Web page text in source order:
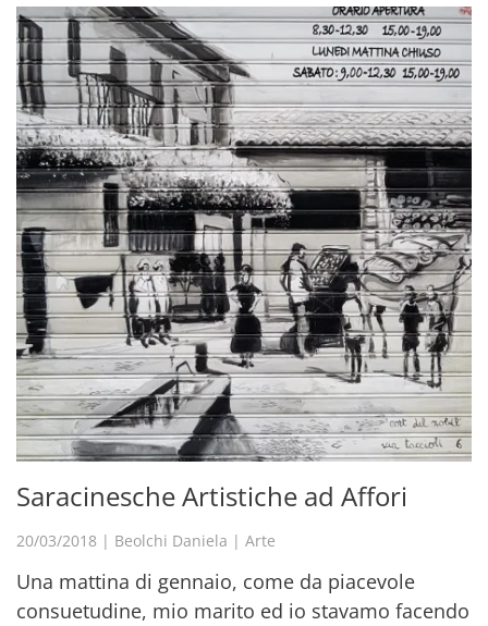
Saracinesche Artistiche ad Affori
20/03/2018 | Beolchi Daniela | Arte
Una mattina di gennaio, come da piacevole
consuetudine, mio marito ed io stavamo facendo